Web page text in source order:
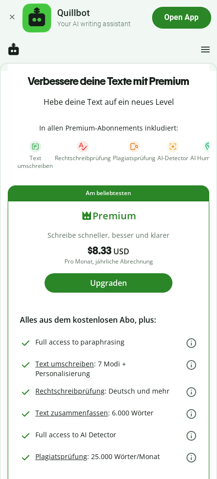
Quillbot
Your AI writing assistant
Open App
Verbessere deine Texte mit Premium
Hebe deine Text auf ein neues Level
In allen Premium-Abonnements inkludiert:
Text
umschreiben
Rechtschreibprüfung Plagiatsprüfung AI-Detector AI
Am beliebtesten
Premium
Schreibe schneller, besser und klarer
$8.33 USD
Pro Monat, jährliche Abrechnung
Upgraden
Alles aus dem kostenlosen Abo, plus:
Full access to paraphrasing
Text umschreiben: 7 Modi +
Personalisierung
Rechtschreibprüfung: Deutsch und mehr
Text zusammenfassen: 6.000 Wörter
Full access to AI Detector
Plagiatsprüfung: 25.000 Wörter/Monat